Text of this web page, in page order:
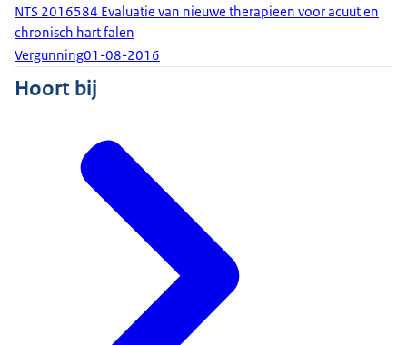
NTS 2016584 Evaluatie van nieuwe therapieen voor acuut en
chronisch hart falen
Vergunning01-08-2016
Hoort bij